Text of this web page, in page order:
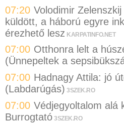
07:20 Volodimir
küldött, a háború egyre
érezhető lesz KARPATINFO.NET
07:00 Otthonra lelt a
(Ünnepeltek a
07:00 Hadnagy Attila: jó
(Labdarúgás) 3SZEK.RO
07:00 Védjegyoltalom alá
Burrogtató 3SZEK.RO